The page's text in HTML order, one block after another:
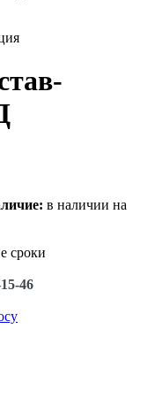
в наличии на
сроки
46